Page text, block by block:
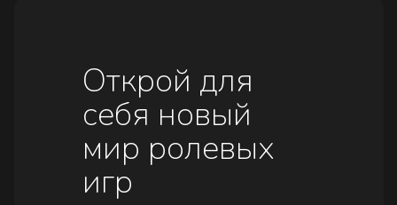
Открой для
себя новый
мир ролевых
игр